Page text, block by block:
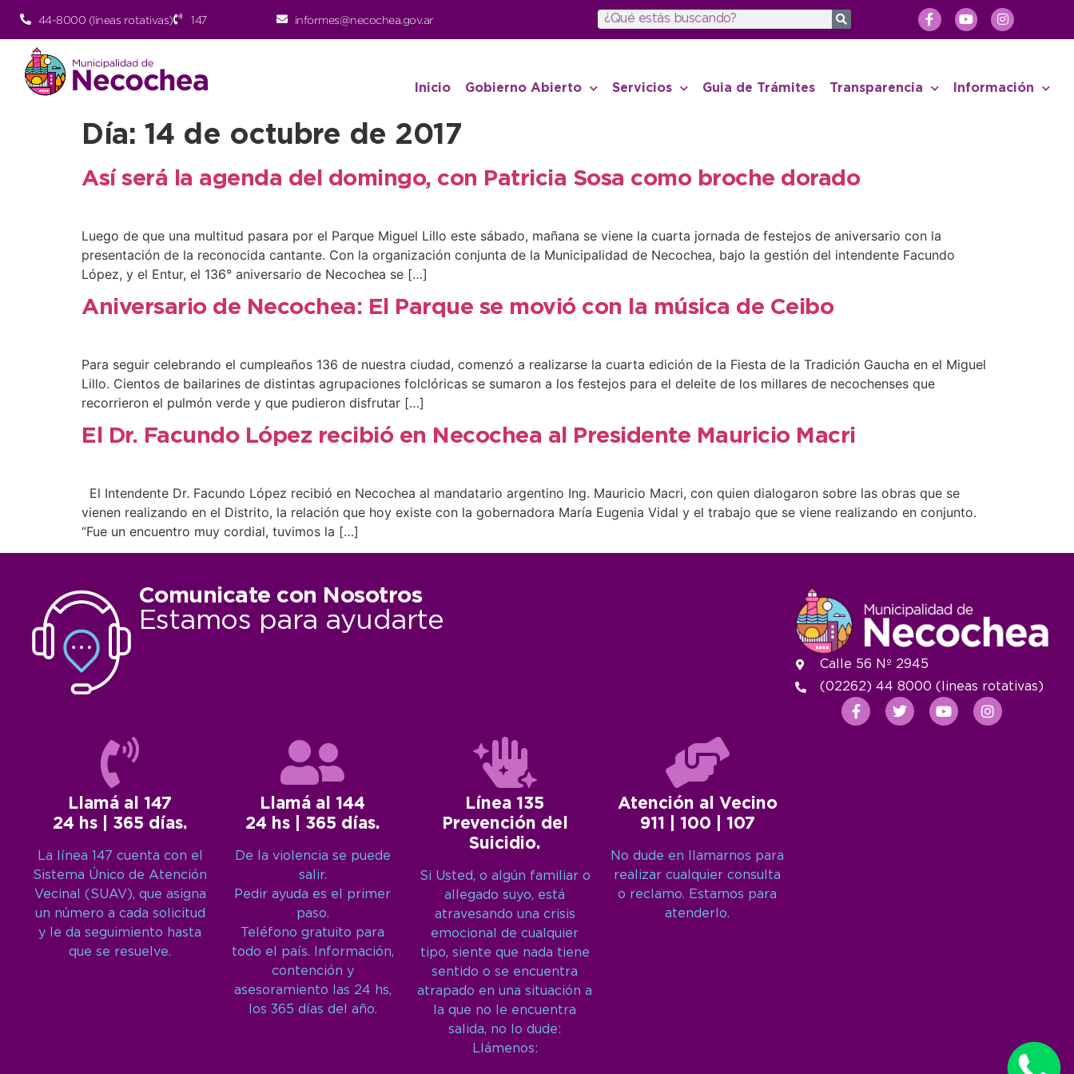
44-8000 (lineas rotativas) 147 informes@necochea.gov.ar
Inicio Gobierno Abierto Servicios Guia de Trámites Transparencia Información
Día: 14 de octubre de 2017
Así será la agenda del domingo, con Patricia Sosa como broche dorado
Luego de que una multitud pasara por el Parque Miguel Lillo este sábado, mañana se viene la cuarta jornada de festejos de aniversario con la
presentación de la reconocida cantante. Con la organización conjunta de la Municipalidad de Necochea, bajo la gestión del intendente Facundo
López, y el Entur, el 136° aniversario de Necochea se […]
Aniversario de Necochea: El Parque se movió con la música de Ceibo
Para seguir celebrando el cumpleaños 136 de nuestra ciudad, comenzó a realizarse la cuarta edición de la Fiesta de la Tradición Gaucha en el Miguel
Lillo. Cientos de bailarines de distintas agrupaciones folclóricas se sumaron a los festejos para el deleite de los millares de necochenses que
recorrieron el pulmón verde y que pudieron disfrutar […]
El Dr. Facundo López recibió en Necochea al Presidente Mauricio Macri
El Intendente Dr. Facundo López recibió en Necochea al mandatario argentino Ing. Mauricio Macri, con quien dialogaron sobre las obras que se
vienen realizando en el Distrito, la relación que hoy existe con la gobernadora María Eugenia Vidal y el trabajo que se viene realizando en conjunto.
“Fue un encuentro muy cordial, tuvimos la […]
Comunicate con Nosotros
Estamos para ayudarte
Llamá al 147
24 hs | 365 días.
La línea 147 cuenta con el
Sistema Único de Atención
Vecinal (SUAV), que asigna
un número a cada solicitud
y le da seguimiento hasta
que se resuelve.
Llamá al 144
24 hs | 365 días.
De la violencia se puede
salir.
Pedir ayuda es el primer
paso.
Teléfono gratuito para
todo el país. Información,
contención y
asesoramiento las 24 hs,
los 365 días del año.
Línea 135
Prevención del
Suicidio.
Si Usted, o algún familiar o
allegado suyo, está
atravesando una crisis
emocional de cualquier
tipo, siente que nada tiene
sentido o se encuentra
atrapado en una situación a
la que no le encuentra
salida, no lo dude:
Llámenos:
Atención al Vecino
911 | 100 | 107
No dude en llamarnos para
realizar cualquier consulta
o reclamo. Estamos para
atenderlo.
Calle 56 Nº 2945
(02262) 44 8000 (lineas rotativas)